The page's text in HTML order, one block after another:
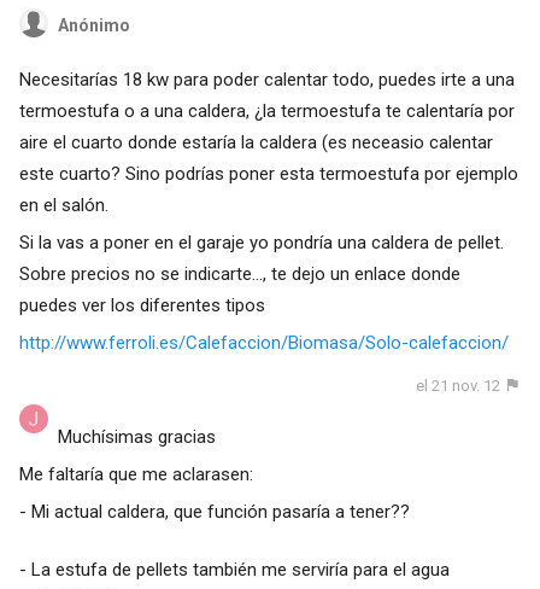
Anónimo
Necesitarías 18 kw para poder calentar todo, puedes irte a una
termoestufa o a una caldera, ¿la termoestufa te calentaría por
aire el cuarto donde estaría la caldera (es neceasio calentar
este cuarto? Sino podrías poner esta termoestufa por ejemplo
en el salón.
Si la vas a poner en el garaje yo pondría una caldera de pellet.
Sobre precios no se indicarte..., te dejo un enlace donde
puedes ver los diferentes tipos
http://www.ferroli.es/Calefaccion/Biomasa/Solo-calefaccion/
el 21 nov. 12
Muchísimas gracias
Me faltaría que me aclarasen:
- Mi actual caldera, que función pasaría a tener??
- La estufa de pellets también me serviría para el agua